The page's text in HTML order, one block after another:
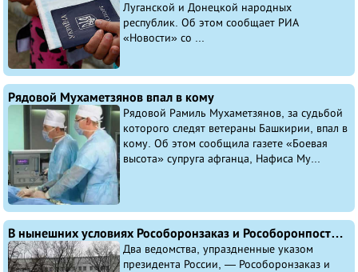
Луганской и Донецкой народных
республик. Об этом сообщает РИА
«Новости» со ...
Рядовой Мухаметзянов впал в кому
Рядовой Рамиль Мухаметзянов, за судьбой
которого следят ветераны Башкирии, впал в
кому. Об этом сообщила газете «Боевая
высота» супруга афганца, Нафиса Му...
В нынешних условиях Рособоронзаказ и Рособоронпоставка больше не нужны, считают эксперты
Два ведомства, упраздненные указом
президента России, — Рособоронзаказ и